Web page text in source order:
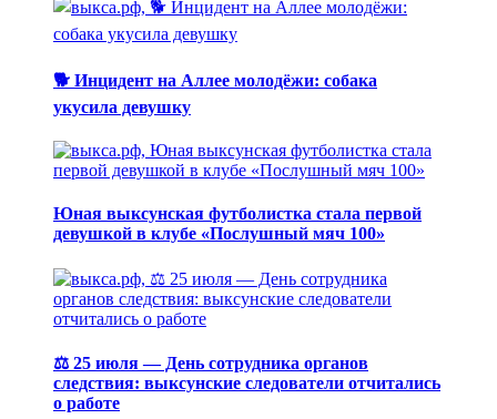
🐕 Инцидент на Аллее молодёжи: собака
укусила девушку
Юная выксунская футболистка стала первой
девушкой в клубе «Послушный мяч 100»
⚖️ 25 июля — День сотрудника органов
следствия: выксунские следователи отчитались
о работе